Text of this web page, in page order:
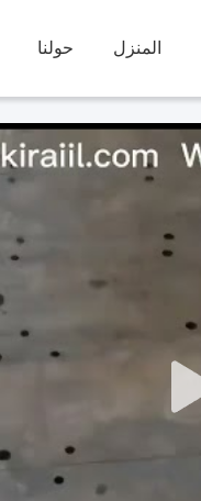
المنزل حولنا